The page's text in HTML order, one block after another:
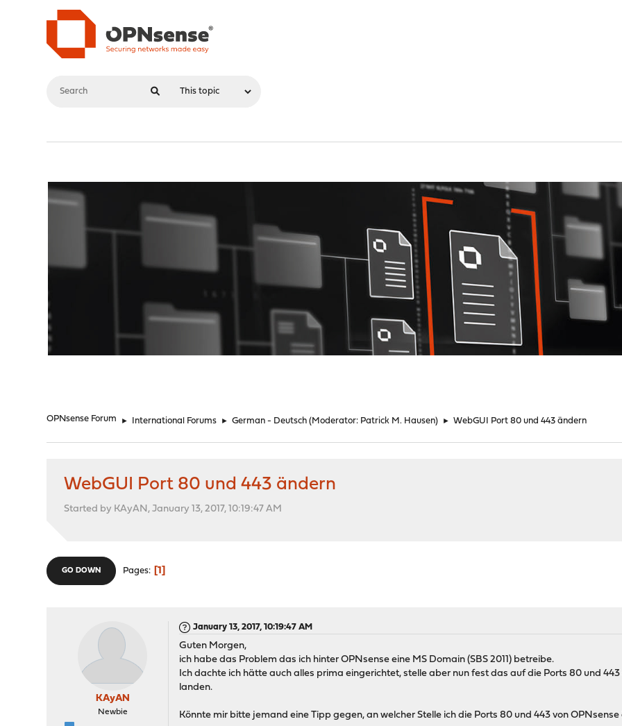
OPNsense Forum ► International Forums ► German - Deutsch (Moderator: Patrick M. Hausen) ► WebGUI Port 80 und 443 ändern
WebGUI Port 80 und 443 ändern
Started by KAyAN, January 13, 2017, 10:19:47 AM
GO DOWN Pages 1
KAyAN
Newbie
January 13, 2017, 10:19:47 AM
Guten Morgen,
ich habe das Problem das ich hinter OPNsense eine MS Domain (SBS 2011) betreibe.
Ich dachte ich hätte auch alles prima eingerichtet, stelle aber nun fest das auf die Ports 80 und
landen.
Könnte mir bitte jemand eine Tipp gegen, an welcher Stelle ich die Ports 80 und 443 von